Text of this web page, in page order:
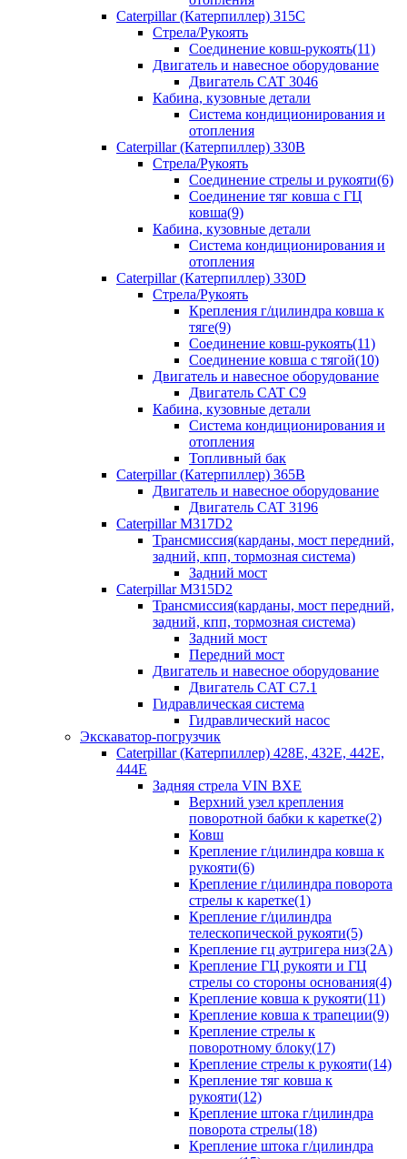
Caterpillar (Катерпиллер) 315C
Стрела/Рукоять
Соединение ковш-рукоять(11)
Двигатель и навесное оборудование
Двигатель CAT 3046
Кабина, кузовные детали
Система кондиционирования и
отопления
Caterpillar (Катерпиллер) 330B
Стрела/Рукоять
Соединение стрелы и рукояти(6)
Соединение тяг ковша с ГЦ
ковша(9)
Кабина, кузовные детали
Система кондиционирования и
отопления
Caterpillar (Катерпиллер) 330D
Стрела/Рукоять
Крепления г/цилиндра ковша к
тяге(9)
Соединение ковш-рукоять(11)
Соединение ковша с тягой(10)
Двигатель и навесное оборудование
Двигатель CAT C9
Кабина, кузовные детали
Система кондиционирования и
отопления
Топливный бак
Caterpillar (Катерпиллер) 365B
Двигатель и навесное оборудование
Двигатель CAT 3196
Caterpillar M317D2
Трансмиссия(карданы, мост передний,
задний, кпп, тормозная система)
Задний мост
Caterpillar M315D2
Трансмиссия(карданы, мост передний,
задний, кпп, тормозная система)
Задний мост
Передний мост
Двигатель и навесное оборудование
Двигатель CAT C7.1
Гидравлическая система
Гидравлический насос
Экскаватор-погрузчик
Caterpillar (Катерпиллер) 428E, 432E, 442E,
444E
Задняя стрела VIN BXE
Верхний узел крепления
поворотной бабки к каретке(2)
Ковш
Крепление г/цилиндра ковша к
рукояти(6)
Крепление г/цилиндра поворота
стрелы к каретке(1)
Крепление г/цилиндра
телескопической рукояти(5)
Крепление гц аутригера низ(2А)
Крепление ГЦ рукояти и ГЦ
стрелы со стороны основания(4)
Крепление ковша к рукояти(11)
Крепление ковша к трапеции(9)
Крепление стрелы к
поворотному блоку(17)
Крепление стрелы к рукояти(14)
Крепление тяг ковша к
рукояти(12)
Крепление штока г/цилиндра
поворота стрелы(18)
Крепление штока г/цилиндра